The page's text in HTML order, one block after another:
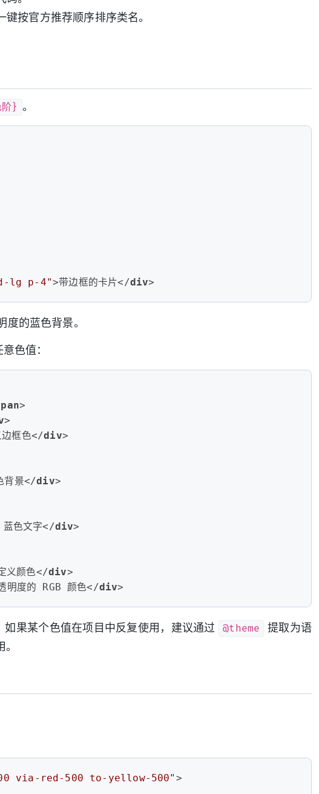
按官方推荐顺序排序类名。
} 。
lg p-4">带边框的卡片</div>
度的蓝色背景。
色值：
>
>
边框色</div>
背景</div>
色文字</div>
义颜色</div>
明度的 RGB 颜色</div>
果某个色值在项目中反复使用，建议通过 @theme
提取为语
。
via-red-500 to-yellow-500" >